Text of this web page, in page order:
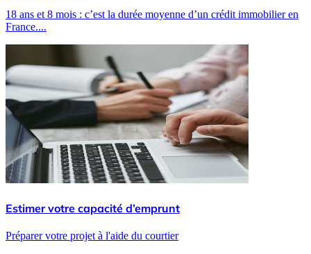
18 ans et 8 mois : c’est la durée moyenne d’un crédit immobilier en
France....
Estimer votre capacité d’emprunt
Préparer votre projet à l'aide du courtier